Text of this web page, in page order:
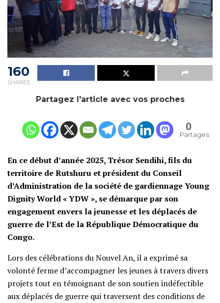
160
SHARES
Partagez l'article avec vos proches
0
Partages
En ce début d’année 2025, Trésor Sendihi, fils du
territoire de Rutshuru et président du Conseil
d’Administration de la société de gardiennage Young
Dignity World « YDW », se démarque par son
engagement envers la jeunesse et les déplacés de
guerre de l’Est de la République Démocratique du
Congo.
Lors des célébrations du Nouvel An, il a exprimé sa
volonté ferme d’accompagner les jeunes à travers divers
projets tout en témoignant de son soutien indéfectible
aux déplacés de guerre qui traversent des conditions de